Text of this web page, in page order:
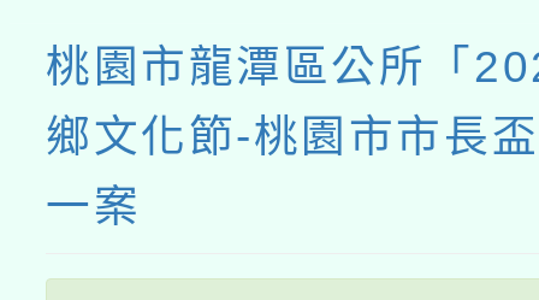
桃園市龍潭區公所「
鄉文化節-桃園市市長
一案